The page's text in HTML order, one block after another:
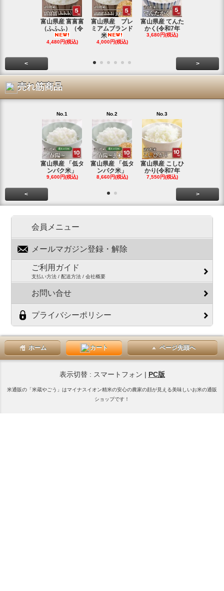
富山県産 富富富
（ふふふ）（令
4,480円(税込)
富山県産 プレ
ミアムブランド
米
4,000円(税込)
富山県産 てんた
かく(令和7年
3,680円(税込)
< >
売れ筋商品
No.1
富山県産 「低タ
ンパク米」
9,600円(税込)
No.2
富山県産 「低タ
ンパク米」
8,660円(税込)
No.3
富山県産 こしひ
かり(令和7年
7,550円(税込)
< >
会員メニュー
メールマガジン登録・解除
ご利用ガイド
支払い方法 / 配送方法 / 会社概要
お問い合せ
プライバシーポリシー
ホーム カート ページ先頭へ
表示切替 : スマートフォン | PC版
米通販の「米蔵やごう」はマイナスイオン精米の安心の農家の顔が見える美味しいお米の通販
ショップです！